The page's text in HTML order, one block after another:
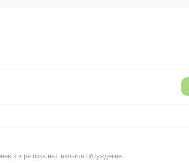
к игре пока нет, начните обсуждение.